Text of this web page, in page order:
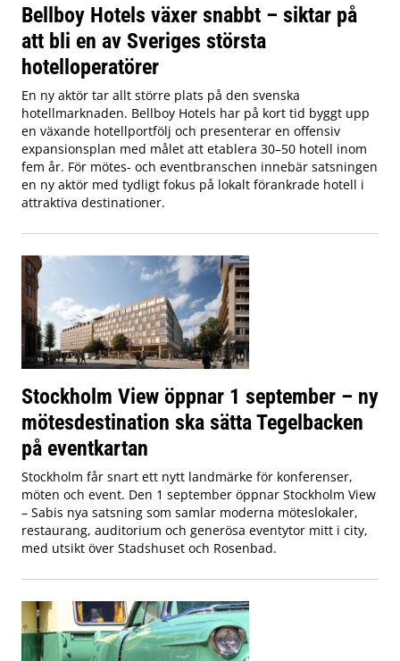
Bellboy Hotels växer snabbt – siktar på
att bli en av Sveriges största
hotelloperatörer
En ny aktör tar allt större plats på den svenska
hotellmarknaden. Bellboy Hotels har på kort tid byggt upp
en växande hotellportfölj och presenterar en offensiv
expansionsplan med målet att etablera 30–50 hotell inom
fem år. För mötes- och eventbranschen innebär satsningen
en ny aktör med tydligt fokus på lokalt förankrade hotell i
attraktiva destinationer.
Stockholm View öppnar 1 september – ny
mötesdestination ska sätta Tegelbacken
på eventkartan
Stockholm får snart ett nytt landmärke för konferenser,
möten och event. Den 1 september öppnar Stockholm View
– Sabis nya satsning som samlar moderna möteslokaler,
restaurang, auditorium och generösa eventytor mitt i city,
med utsikt över Stadshuset och Rosenbad.